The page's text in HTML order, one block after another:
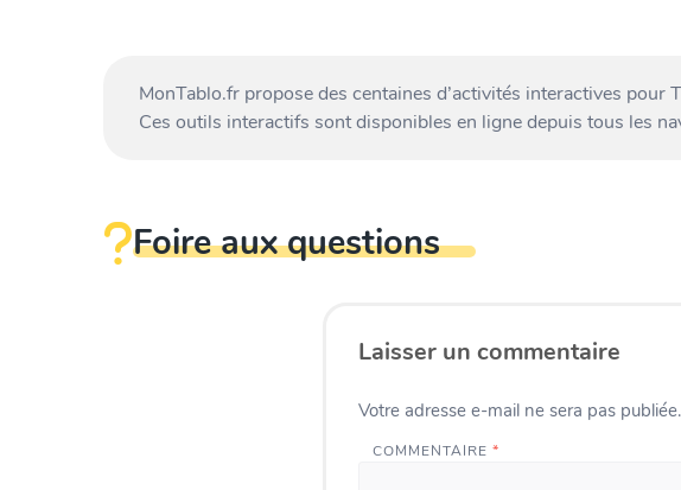
MonTablo.fr propose des centaines d’activités interactives pour
Ces outils interactifs sont disponibles en ligne depuis tous les
Foire aux questions
Laisser un commentaire
Votre adresse e-mail ne sera pas publiée.
COMMENTAIRE *